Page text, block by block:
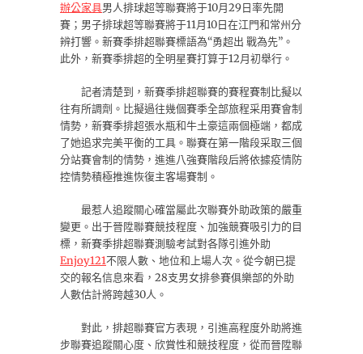
辦公家具男人排球超等聯賽將于10月29日率先開
賽；男子排球超等聯賽將于11月10日在江門和常州分
辨打響。新賽季排超聯賽標語為“勇超出 戰為先”。
此外，新賽季排超的全明星賽打算于12月初舉行。
記者清楚到，新賽季排超聯賽的賽程賽制比擬以
往有所調劑。比擬過往幾個賽季全部旅程采用賽會制
情勢，新賽季排超張水瓶和牛土豪這兩個極端，都成
了她追求完美平衡的工具。聯賽在第一階段采取三個
分站賽會制的情勢，進進八強賽階段后將依據疫情防
控情勢積極推進恢復主客場賽制。
最惹人追蹤關心確當屬此次聯賽外助政策的嚴重
變更。出于晉陞聯賽競技程度、加強競賽吸引力的目
標，新賽季排超聯賽測驗考試對各隊引進外助
Enjoy121不限人數、地位和上場人次。從今朝已提
交的報名信息來看，28支男女排參賽俱樂部的外助
人數估計將跨越30人。
對此，排超聯賽官方表現，引進高程度外助將進
步聯賽追蹤關心度、欣賞性和競技程度，從而晉陞聯